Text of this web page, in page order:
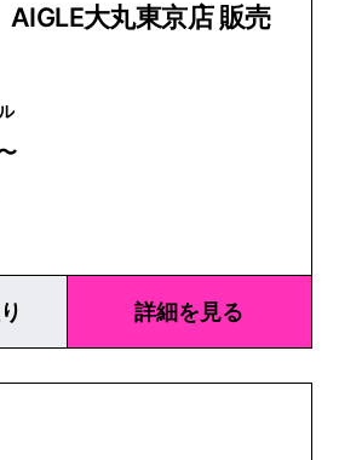
AIGLE大丸東京店 販売
ル
詳細を見る